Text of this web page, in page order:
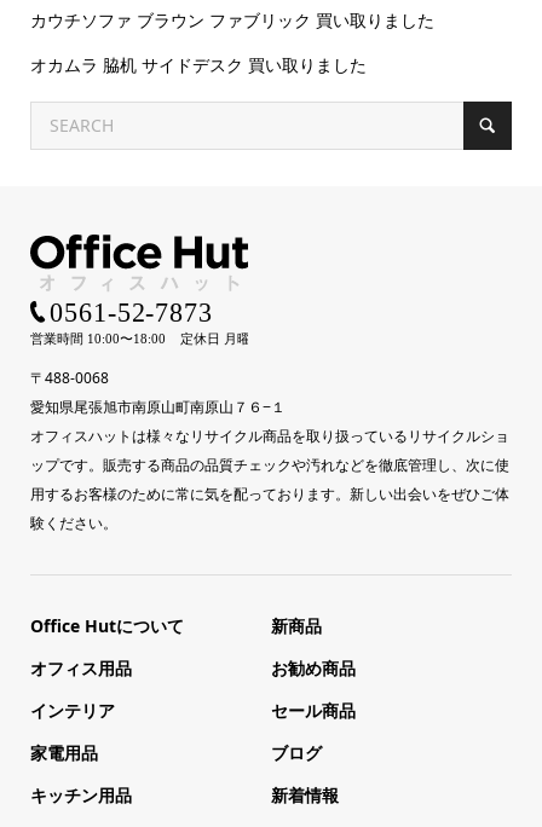
カウチソファ ブラウン ファブリック 買い取りました
オカムラ 脇机 サイドデスク 買い取りました
〒488-0068
愛知県尾張旭市南原山町南原山７６−１
オフィスハットは様々なリサイクル商品を取り扱っているリサイクルショ
ップです。販売する商品の品質チェックや汚れなどを徹底管理し、次に使
用するお客様のために常に気を配っております。新しい出会いをぜひご体
験ください。
Office Hutについて
オフィス用品
インテリア
家電用品
キッチン用品
新商品
お勧め商品
セール商品
ブログ
新着情報